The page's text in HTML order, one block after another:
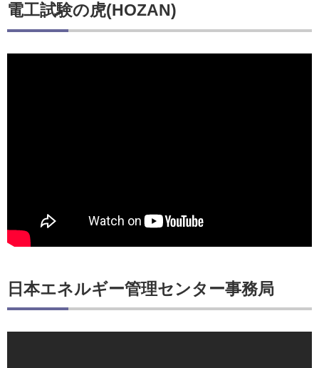
電工試験の虎(HOZAN)
日本エネルギー管理センター事務局